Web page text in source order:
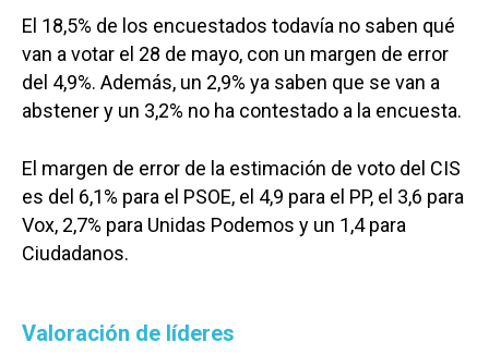
El 18,5% de los encuestados todavía no saben qué
van a votar el 28 de mayo, con un margen de error
del 4,9%. Además, un 2,9% ya saben que se van a
abstener y un 3,2% no ha contestado a la encuesta.
El margen de error de la estimación de voto del CIS
es del 6,1% para el PSOE, el 4,9 para el PP, el 3,6 para
Vox, 2,7% para Unidas Podemos y un 1,4 para
Ciudadanos.
Valoración de líderes